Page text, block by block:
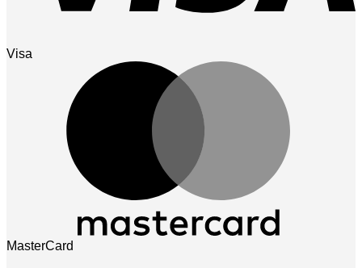
Visa
MasterCard